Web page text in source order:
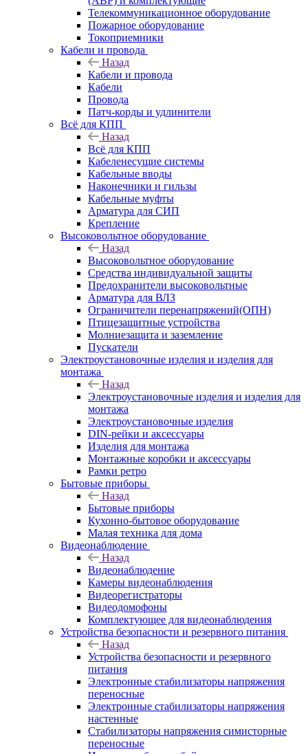
Телекоммуникационное оборудование
Пожарное оборудование
Токоприемники
Кабели и провода
Назад
Кабели и провода
Кабели
Провода
Патч-корды и удлинители
Всё для КПП
Назад
Всё для КПП
Кабеленесущие системы
Кабельные вводы
Наконечники и гильзы
Кабельные муфты
Арматура для СИП
Крепление
Высоковольтное оборудование
Назад
Высоковольтное оборудование
Средства индивидуальной защиты
Предохранители высоковольтные
Арматура для ВЛЗ
Ограничители перенапряжений(ОПН)
Птицезащитные устройства
Молниезащита и заземление
Пускатели
Электроустановочные изделия и изделия для
монтажа
Назад
Электроустановочные изделия и изделия для
монтажа
Электроустановочные изделия
DIN-рейки и аксессуары
Изделия для монтажа
Монтажные коробки и аксессуары
Рамки ретро
Бытовые приборы
Назад
Бытовые приборы
Кухонно-бытовое оборудование
Малая техника для дома
Видеонаблюдение
Назад
Видеонаблюдение
Камеры видеонаблюдения
Видеорегистраторы
Видеодомофоны
Комплектующее для видеонаблюдения
Устройства безопасности и резервного питания
Назад
Устройства безопасности и резервного
питания
Электронные стабилизаторы напряжения
переносные
Электронные стабилизаторы напряжения
настенные
Стабилизаторы напряжения симисторные
переносные